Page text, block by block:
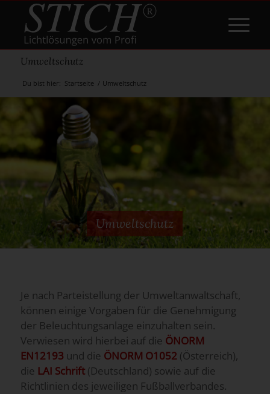
Umweltschutz
Du bist hier: Startseite / Umweltschutz
Umweltschutz
Je nach Parteistellung der Umweltanwaltschaft,
können einige Vorgaben für die Genehmigung
der Beleuchtungsanlage einzuhalten sein.
Verwiesen wird hierbei auf die ÖNORM
EN12193 und die ÖNORM O1052(Österreich),
die LAI Schrift(Deutschland) sowie auf die
Richtlinien des jeweiligen Fußballverbandes.